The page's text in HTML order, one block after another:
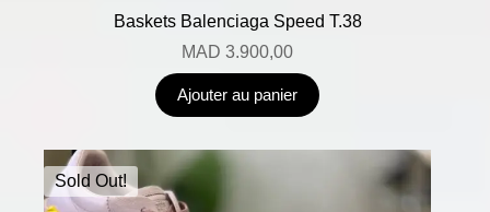
Baskets Balenciaga Speed T.38
MAD 3.900,00
Ajouter au panier
Sold Out!